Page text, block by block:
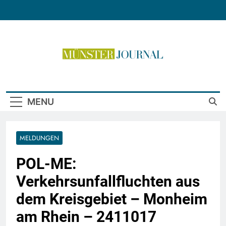
MENU
MELDUNGEN
POL-ME:
Verkehrsunfallfluchten aus
dem Kreisgebiet – Monheim
am Rhein – 2411017